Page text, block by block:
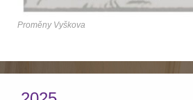
Proměny Vyškova